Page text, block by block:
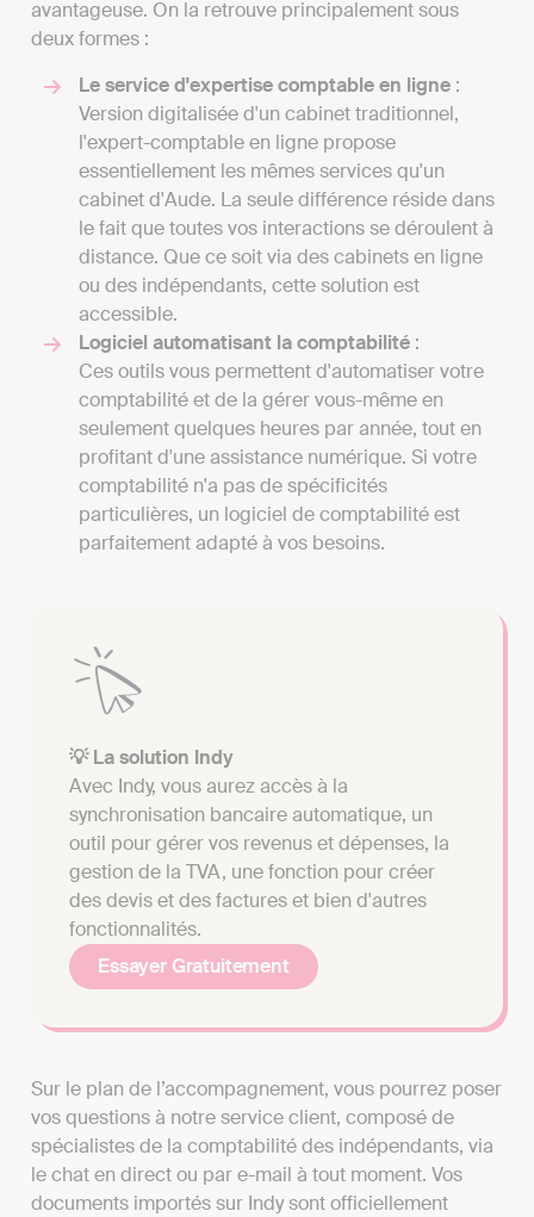
avantageuse. On la retrouve principalement sous
deux formes :
Le service d'expertise comptable en ligne :
Version digitalisée d'un cabinet traditionnel,
l'expert-comptable en ligne propose
essentiellement les mêmes services qu'un
cabinet d'Aude. La seule différence réside dans
le fait que toutes vos interactions se déroulent à
distance. Que ce soit via des cabinets en ligne
ou des indépendants, cette solution est
accessible.
Logiciel automatisant la comptabilité :
Ces outils vous permettent d'automatiser votre
comptabilité et de la gérer vous-même en
seulement quelques heures par année, tout en
profitant d'une assistance numérique. Si votre
comptabilité n'a pas de spécificités
particulières, un logiciel de comptabilité est
parfaitement adapté à vos besoins.
💡 La solution Indy
Avec Indy, vous aurez accès à la
synchronisation bancaire automatique, un
outil pour gérer vos revenus et dépenses, la
gestion de la TVA, une fonction pour créer
des devis et des factures et bien d'autres
fonctionnalités.
Essayer Gratuitement
Sur le plan de l’accompagnement, vous pourrez poser
vos questions à notre service client, composé de
spécialistes de la comptabilité des indépendants, via
le chat en direct ou par e-mail à tout moment. Vos
documents importés sur Indy sont officiellement